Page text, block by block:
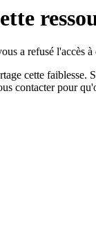
a refusé l'accès à
cette
contacter pour